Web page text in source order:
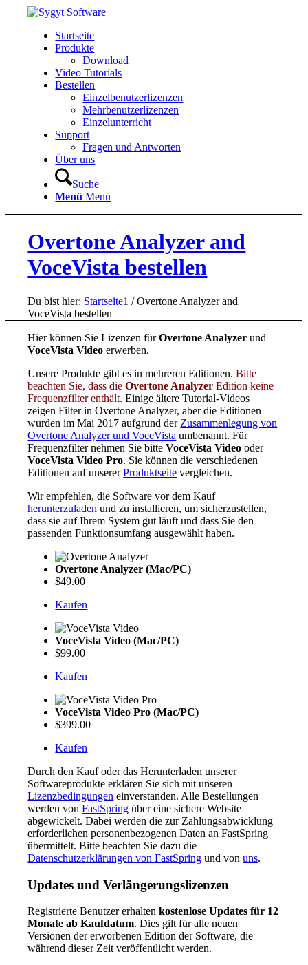
Startseite
Produkte
Download
Video Tutorials
Bestellen
Einzelbenutzerlizenzen
Mehrbenutzerlizenzen
Einzelunterricht
Support
Fragen und Antworten
Über uns
Suche
Menü Menü
Overtone Analyzer and
VoceVista bestellen
Du bist hier: Startseite1 / Overtone Analyzer and
VoceVista bestellen
Hier können Sie Lizenzen fürOvertone Analyzer und
VoceVista Video erwerben.
Unsere Produkte gibt es in mehreren Editionen.Bitte
beachten Sie, dass dieOvertone Analyzer Edition keine
Frequenzfilter enthält. Einige ältere Tutorial-Videos
zeigen Filter in Overtone Analyzer, aber die Editionen
wurden im Mai 2017 aufgrund der Zusammenlegung von
Overtone Analyzer und VoceVista umbenannt. Für
Frequenzfilter nehmen Sie bitteVoceVista Video oder
VoceVista Video Pro. Sie können die verschiedenen
Editionen auf unsererProduktseite vergleichen.
Wir empfehlen, die Software vor dem Kauf
herunterzuladen und zu installieren, um sicherzustellen,
dass sie auf Ihrem System gut läuft und dass Sie den
passenden Funktionsumfang ausgewählt haben.
Overtone Analyzer (Mac/PC)
$49.00
Kaufen
VoceVista Video (Mac/PC)
$99.00
Kaufen
VoceVista Video Pro (Mac/PC)
$399.00
Kaufen
Durch den Kauf oder das Herunterladen unserer
Softwareprodukte erklären Sie sich mit unseren
Lizenzbedingungen einverstanden. Alle Bestellungen
werden vonFastSpring über eine sichere Website
abgewickelt. Dabei werden die zur Zahlungsabwicklung
erforderlichen personenbezogenen Daten an FastSpring
übermittelt. Bitte beachten Sie dazu die
Datenschutzerklärungen von FastSpring und vonuns.
Updates und Verlängerungslizenzen
Registrierte Benutzer erhaltenkostenlose Updates für 12
Monate ab Kaufdatum. Dies gilt für alle neuen
Versionen der erworbenen Edition der Software, die
während dieser Zeit veröffentlicht werden.